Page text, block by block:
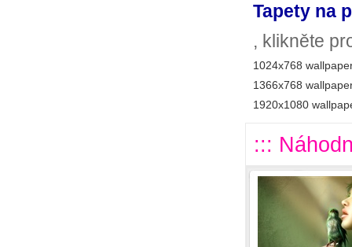
Tapety na
, klikněte
1024x768
1366x768
1920x1080
:::